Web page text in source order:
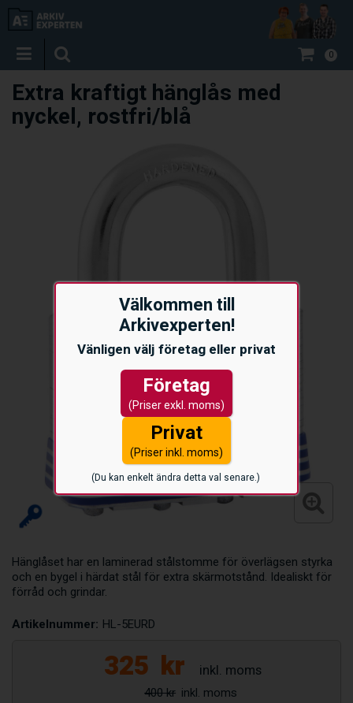
Välkommen till
Arkivexperten!
Vänligen välj företag eller privat
Företag
(Priser exkl. moms)
Privat
(Priser inkl. moms)
(Du kan enkelt ändra detta val senare.)
0
Extra kraftigt hänglås med
nyckel, rostfri/blå
Hänglåset har en laminerad stålstomme för överlägsen styrka
och en bygel i härdat stål för extra skärmotstånd. Idealiskt för
förråd och grindar.
Artikelnummer: HL-5EURD
325 kr
400 kr